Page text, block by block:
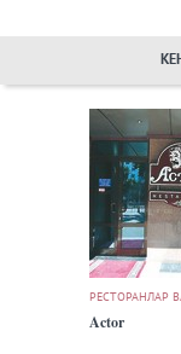
РЕСТОРАНЛАР
Actor